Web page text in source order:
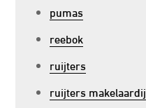
pumas
reebok
ruijters
ruijters makelaardij